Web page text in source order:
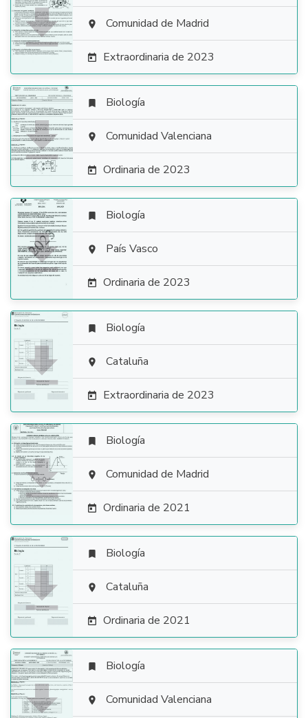
  Comunidad de Madrid
 Extraordinaria de 2023

 Biología
 Comunidad Valenciana
 Ordinaria de 2023

 Biología
 País Vasco
 Ordinaria de 2023

 Biología
 Cataluña
 Extraordinaria de 2023

 Biología
 Comunidad de Madrid
 Ordinaria de 2021

 Biología
 Cataluña
 Ordinaria de 2021

 Biología
 Comunidad Valenciana